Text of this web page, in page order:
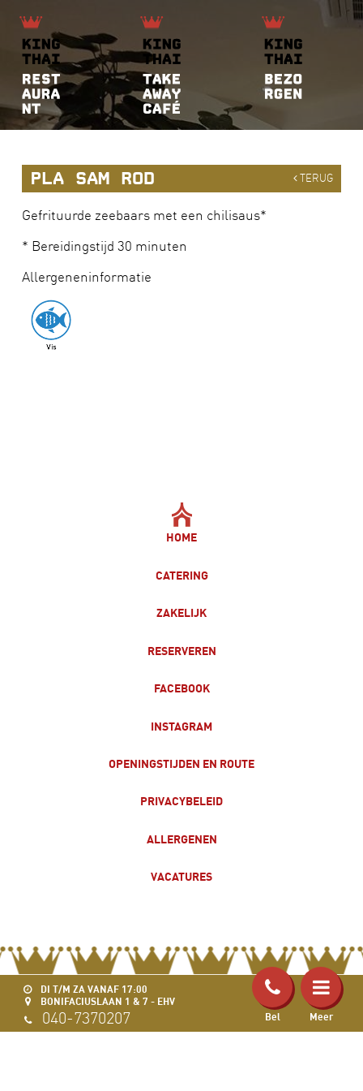
TERUG
PLA SAM ROD
Gefrituurde zeebaars met een chilisaus*
* Bereidingstijd 30 minuten
Allergeneninformatie
HOME
CATERING
ZAKELIJK
RESERVEREN
FACEBOOK
INSTAGRAM
OPENINGSTIJDEN EN ROUTE
PRIVACYBELEID
ALLERGENEN
VACATURES
DI T/M ZA VANAF 17:00
BONIFACIUSLAAN 1 & 7 - EHV
040-7370207 Bel Meer